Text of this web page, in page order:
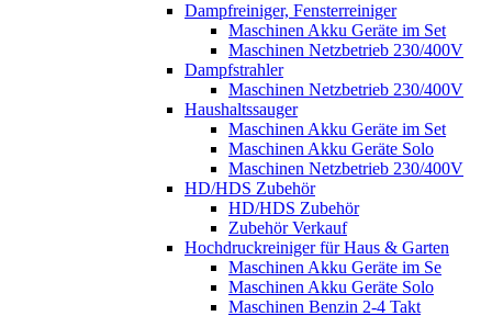
Dampfreiniger, Fensterreiniger
Maschinen Akku Geräte im Set
Maschinen Netzbetrieb 230/400V
Dampfstrahler
Maschinen Netzbetrieb 230/400V
Haushaltssauger
Maschinen Akku Geräte im Set
Maschinen Akku Geräte Solo
Maschinen Netzbetrieb 230/400V
HD/HDS Zubehör
HD/HDS Zubehör
Zubehör Verkauf
Hochdruckreiniger für Haus & Garten
Maschinen Akku Geräte im Se
Maschinen Akku Geräte Solo
Maschinen Benzin 2-4 Takt